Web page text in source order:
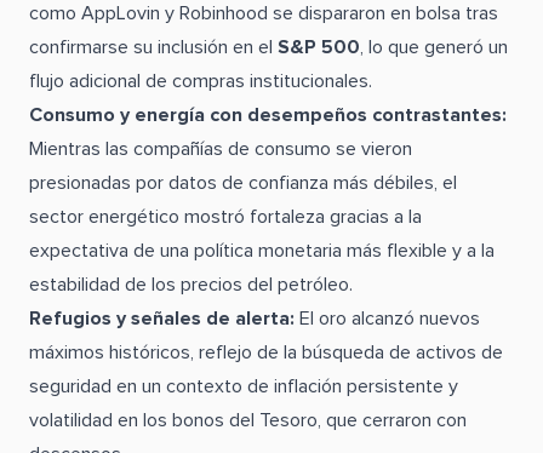
como AppLovin y Robinhood se dispararon en bolsa tras
confirmarse su inclusión en el S&P 500 , lo que generó un
flujo adicional de compras institucionales.
Consumo y energía con desempeños contrastantes:
Mientras las compañías de consumo se vieron
presionadas por datos de confianza más débiles, el
sector energético mostró fortaleza gracias a la
expectativa de una política monetaria más flexible y a la
estabilidad de los precios del petróleo.
Refugios y señales de alerta: El oro alcanzó nuevos
máximos históricos, reflejo de la búsqueda de activos de
seguridad en un contexto de inflación persistente y
volatilidad en los bonos del Tesoro, que cerraron con